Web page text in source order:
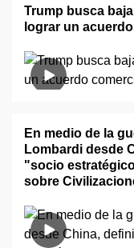
Trump busca
lograr un
En medio de la
Lombardi desde
"socio
sobre